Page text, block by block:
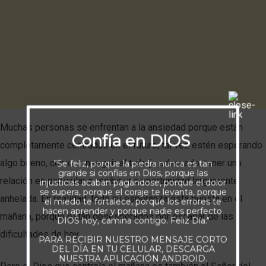
Muchas personas se enfrentan a la ansiedad porque están
completamente centradas en el futuro; tal vez estén esperando
algo bueno, como conseguir el trabajo adecuado, tener una
relación en particular o recibir una oportunidad largamente
anhelada. En realidad, toda su esperanza está puesta en el
mañana, porque están desesperados por escapar de las
dificultades de hoy.
Confía en DIOS
"Se feliz, porque la piedra nunca es tan
grande si confías en Dios, porque las
injusticias acaban pagándose, porque el dolor
se supera, porque el coraje te levanta, porque
el miedo te fortalece, porque los errores te
hacen aprender y porque nadie es perfecto.
DIOS hoy, camina contigo. Feliz Día."
PARA RECIBIR NUESTRO MENSAJE CORTO
DEL DÍA EN TU CELULAR, DESCARGA
NUESTRA APLICACIÓN ANDROID.